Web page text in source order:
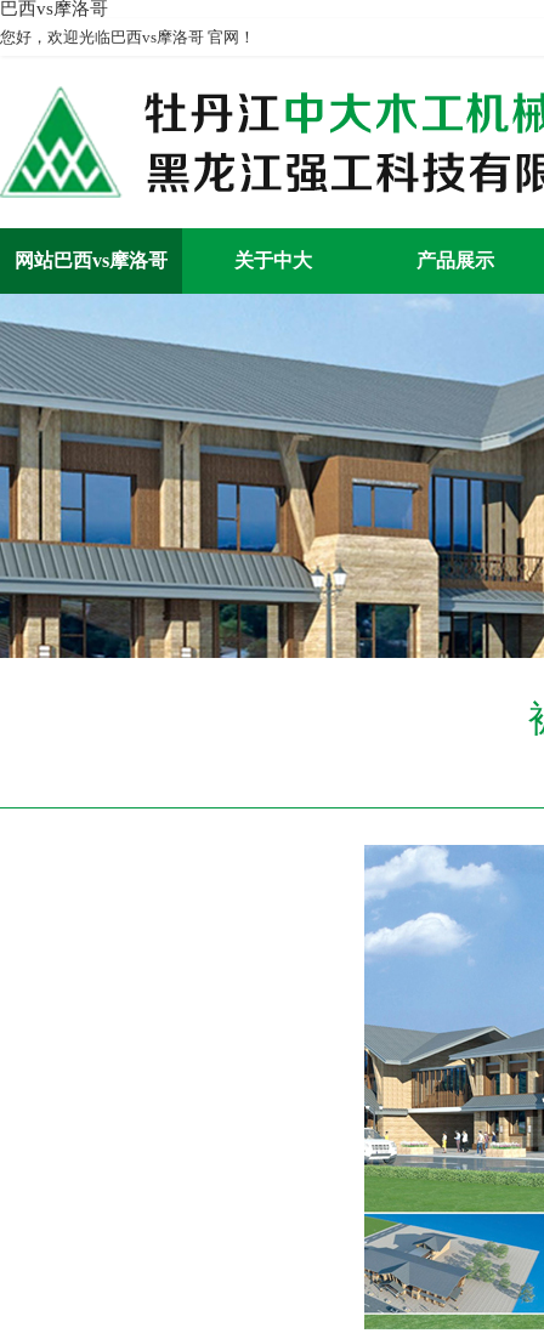
巴西vs摩洛哥
您好，欢迎光临巴西vs摩洛哥 官网！
网站巴西vs摩洛哥 关于中大 产品展示